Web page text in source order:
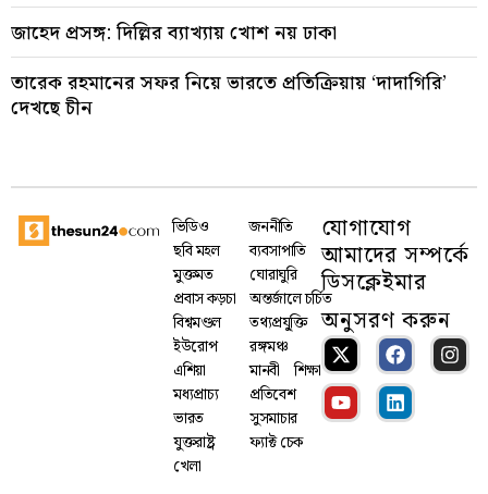
জাহেদ প্রসঙ্গ: দিল্লির ব্যাখ্যায় খোশ নয় ঢাকা
তারেক রহমানের সফর নিয়ে ভারতে প্রতিক্রিয়ায় ‘দাদাগিরি’
দেখছে চীন
ভিডিও
ছবি মহল
মুক্তমত
প্রবাস কড়চা
বিশ্বমণ্ডল
ইউরোপ
এশিয়া
মধ্যপ্রাচ্য
ভারত
যুক্তরাষ্ট্র
খেলা
জননীতি
ব্যবসাপাতি
ঘোরাঘুরি
অন্তর্জালে চর্চিত
তথ্যপ্রযু্ক্তি
রঙ্গমঞ্চ
মানবী
শিক্ষা
প্রতিবেশ
সুসমাচার
ফ্যাক্ট চেক
যোগাযোগ
আমাদের সম্পর্কে
ডিসক্লেইমার
অনুসরণ করুন